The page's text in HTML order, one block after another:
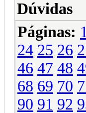
Dúvidas
Páginas: 1
24 25 26
46 47 48
68 69 70
90 91 92